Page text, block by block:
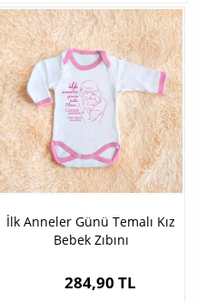
İlk Anneler Günü Temalı Kız
Bebek Zıbını
284,90 TL